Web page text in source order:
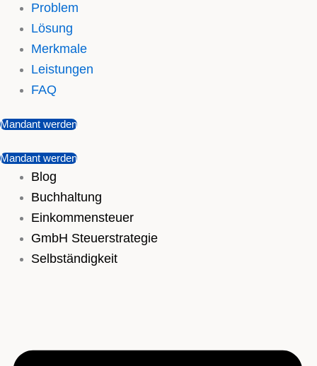
Problem
Lösung
Merkmale
Leistungen
FAQ
Mandant werden
Mandant werden
Blog
Buchhaltung
Einkommensteuer
GmbH Steuerstrategie
Selbständigkeit